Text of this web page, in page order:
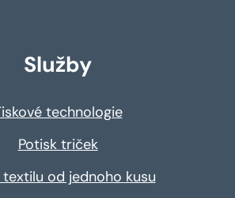
Služby
technologie
Potisk triček
textilu od jednoho kusu